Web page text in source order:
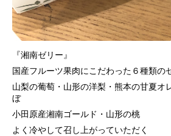
『湘南ゼリー』
国産フルーツ果肉にこだわった６種類の
山梨の葡萄・山形の洋梨・熊本の甘夏オ
ぼ
小田原産湘南ゴールド・山形の桃
よく冷やして召し上がっていただく